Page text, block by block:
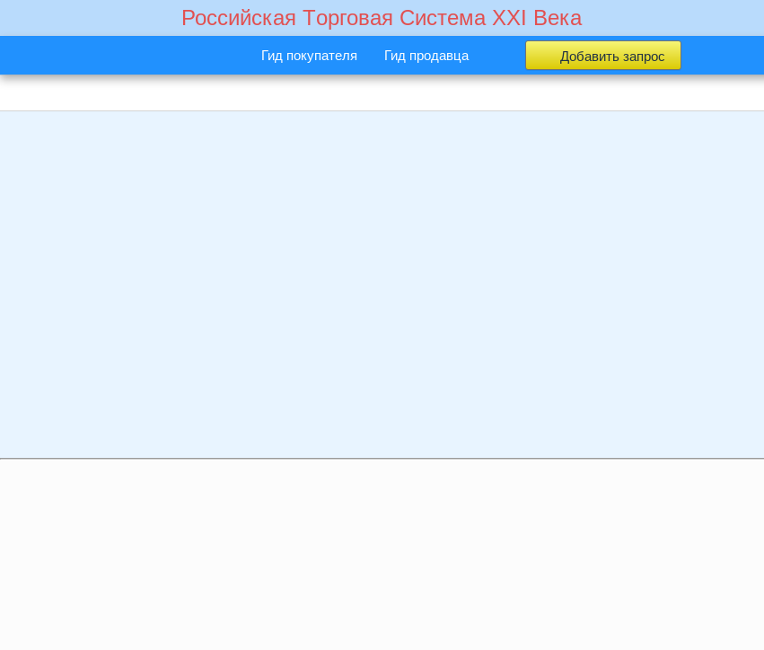
Российская Tорговая Cистема XXI Века
Гид покупателя Гид продавца Добавить запрос